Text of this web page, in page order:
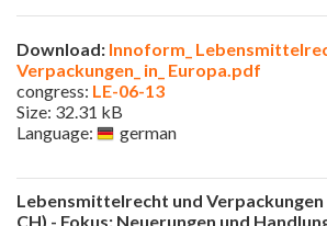
Download: Innoform_
Verpackungen_ in_ Europa.pdf
congress: LE-06-13
Size: 32.31 kB
Language:
german
Lebensmittelrecht und Verpackungen
CH) - Fokus: Neuerungen und